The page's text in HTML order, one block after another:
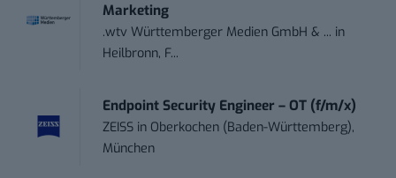
Marketing
.wtv Württemberger Medien GmbH & ... in
Heilbronn, F...
Endpoint Security Engineer – OT (f/m/x)
ZEISS in Oberkochen (Baden-Württemberg),
München